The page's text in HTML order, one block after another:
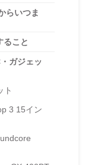
らいつま
ること
ガジェッ
ト
3 15イン